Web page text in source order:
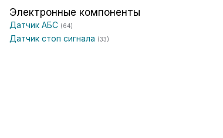
Электронные компоненты
Датчик АБС (64)
Датчик стоп сигнала (33)